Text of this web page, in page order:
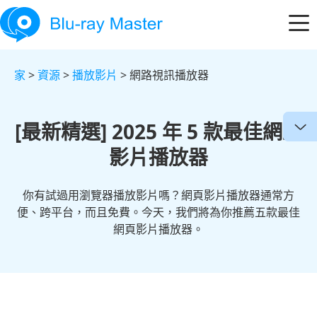
家 >資源>播放影片 > 網路視訊播放器
[最新精選] 2025 年 5 款最佳網路
影片播放器
你有試過用瀏覽器播放影片嗎？網頁影片播放器通常方
便、跨平台，而且免費。今天，我們將為你推薦五款最佳
網頁影片播放器。